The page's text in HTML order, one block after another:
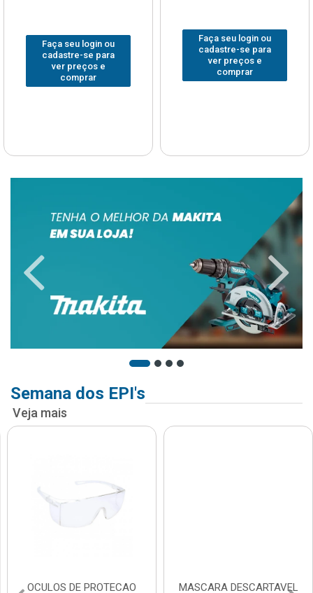
Faça seu login ou
cadastre-se para
ver preços e
comprar
Faça seu login ou
cadastre-se para
ver preços e
comprar
Semana dos EPI's
Veja mais
OCULOS DE PROTECAO
MASCARA DESCARTAVEL